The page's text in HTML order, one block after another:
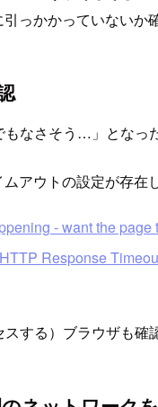
っかかっていない
もなさそう…」とな
アウトの設定が存在
- want the
Response
する）ブラウザも確